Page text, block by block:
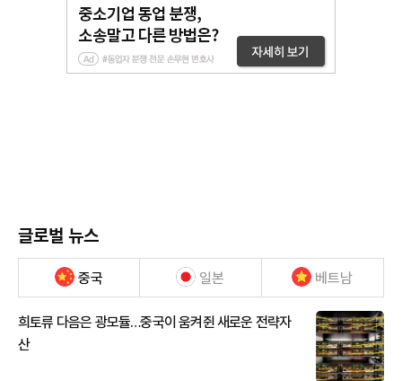
글로벌 뉴스
중국 일본 베트남
희토류 다음은 광모듈…중국이 움켜쥔 새로운 전략자
산